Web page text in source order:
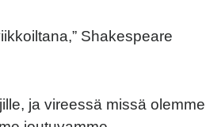
Shakespeare
ja vireessä missä olemme